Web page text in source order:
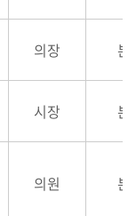
의장 본
시장 본
의원 본